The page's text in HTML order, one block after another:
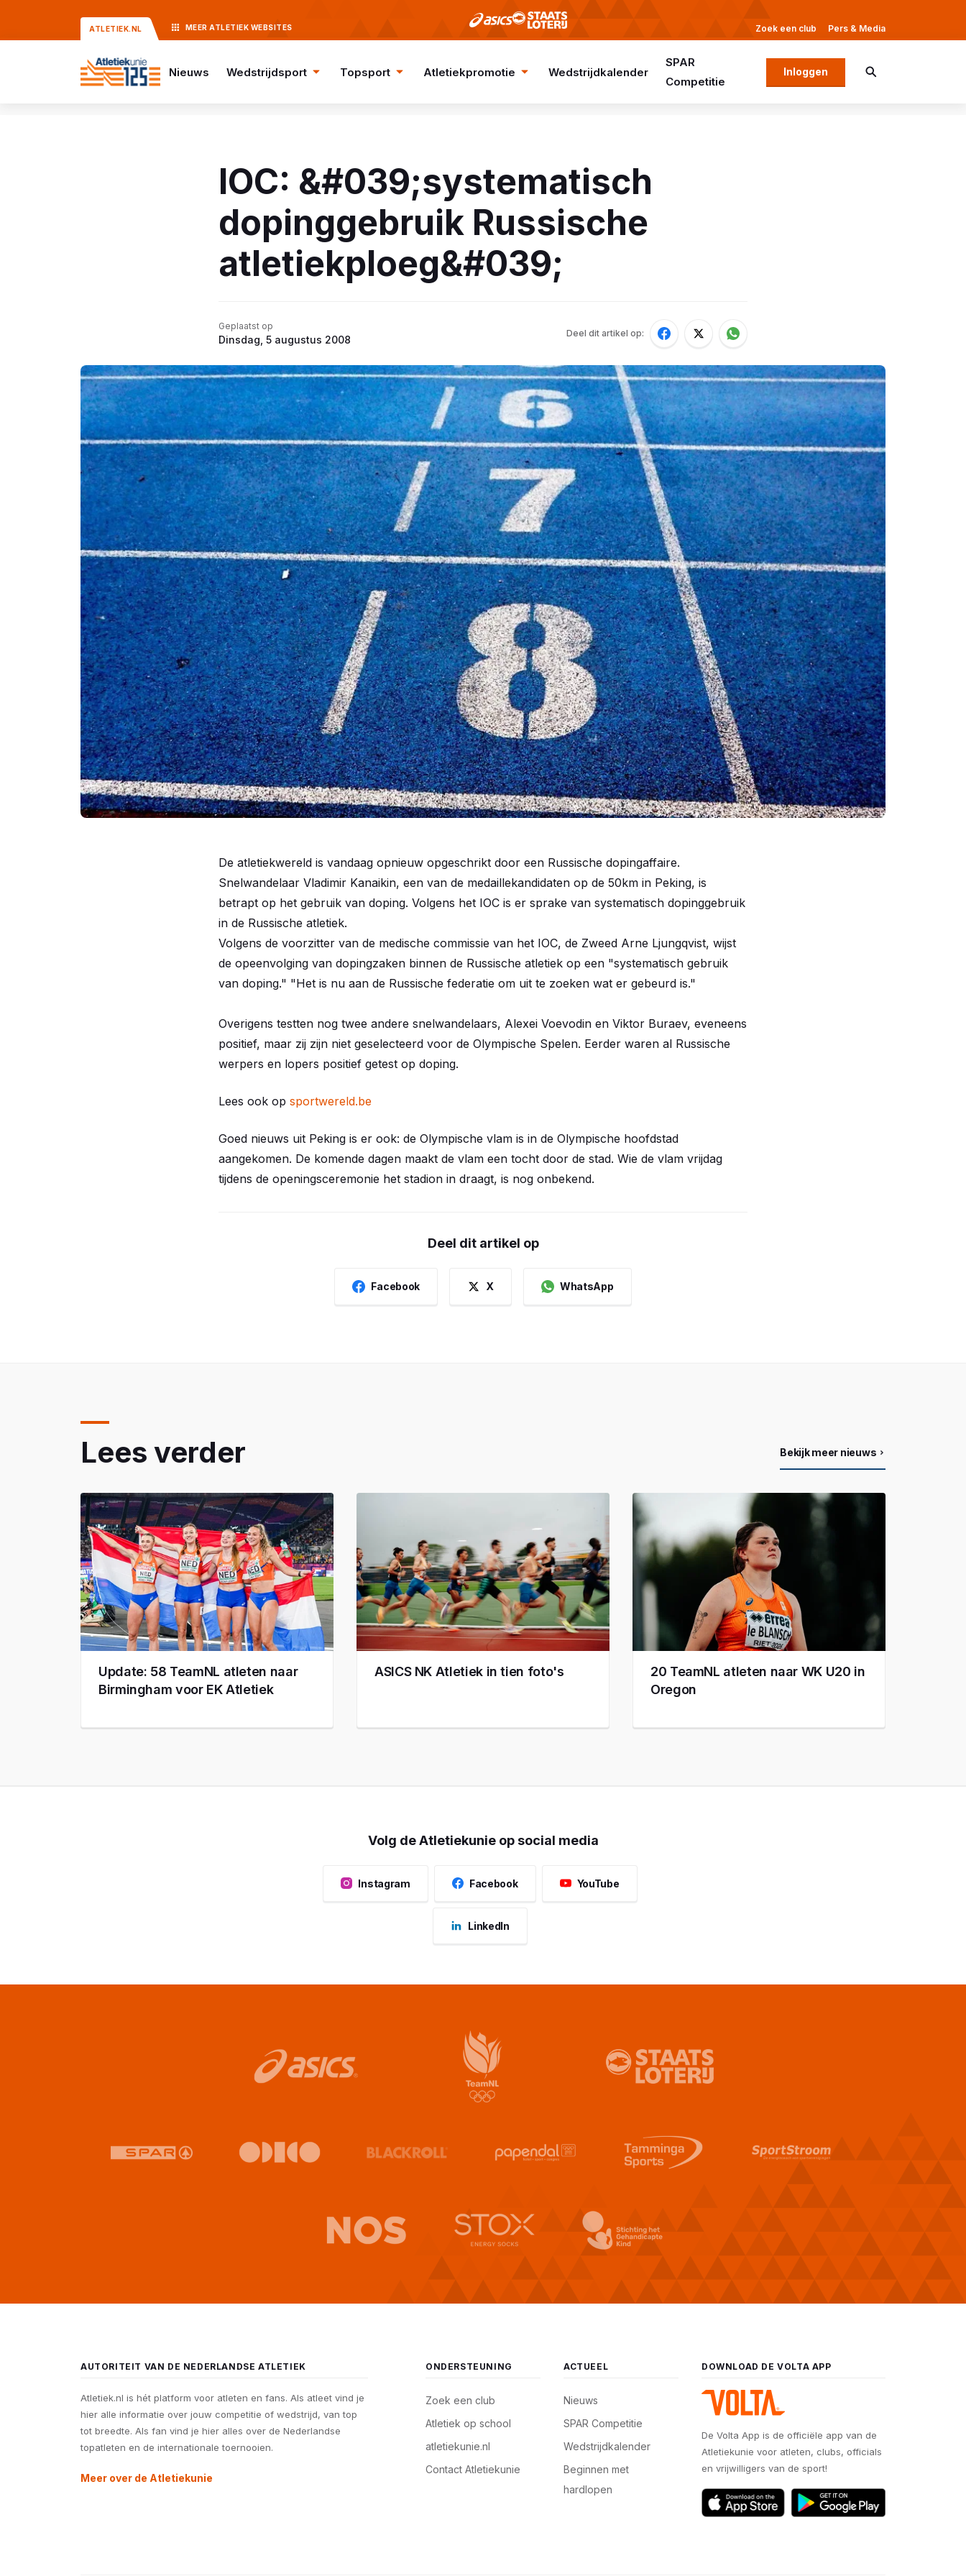
ATLETIEK.NL MEER ATLETIEK WEBSITES Zoek een club Pers & Media
Nieuws Wedstrijdsport Topsport Atletiekpromotie Wedstrijdkalender
SPAR
Competitie
Inloggen
IOC: &#039;systematisch
dopinggebruik Russische
atletiekploeg&#039;
Geplaatst op
Dinsdag, 5 augustus 2008
Deel dit artikel op:
De atletiekwereld is vandaag opnieuw opgeschrikt door een Russische dopingaffaire.
Snelwandelaar Vladimir Kanaikin, een van de medaillekandidaten op de 50km in Peking, is
betrapt op het gebruik van doping. Volgens het IOC is er sprake van systematisch dopinggebruik
in de Russische atletiek.
Volgens de voorzitter van de medische commissie van het IOC, de Zweed Arne Ljungqvist, wijst
de opeenvolging van dopingzaken binnen de Russische atletiek op een "systematisch gebruik
van doping." "Het is nu aan de Russische federatie om uit te zoeken wat er gebeurd is."
Overigens testten nog twee andere snelwandelaars, Alexei Voevodin en Viktor Buraev, eveneens
positief, maar zij zijn niet geselecteerd voor de Olympische Spelen. Eerder waren al Russische
werpers en lopers positief getest op doping.
Lees ook op sportwereld.be
Goed nieuws uit Peking is er ook: de Olympische vlam is in de Olympische hoofdstad
aangekomen. De komende dagen maakt de vlam een tocht door de stad. Wie de vlam vrijdag
tijdens de openingsceremonie het stadion in draagt, is nog onbekend.
Deel dit artikel op
Facebook X WhatsApp
Lees verder Bekijk meer nieuws
Update: 58 TeamNL atleten naar
Birmingham voor EK Atletiek
ASICS NK Atletiek in tien foto's
20 TeamNL atleten naar WK U20 in
Oregon
Volg de Atletiekunie op social media
Instagram Facebook YouTube
LinkedIn
AUTORITEIT VAN DE NEDERLANDSE ATLETIEK
Atletiek.nl is hét platform voor atleten en fans. Als atleet vind je
hier alle informatie over jouw competitie of wedstrijd, van top
tot breedte. Als fan vind je hier alles over de Nederlandse
topatleten en de internationale toernooien.
Meer over de Atletiekunie
ONDERSTEUNING
Zoek een club
Atletiek op school
atletiekunie.nl
Contact Atletiekunie
ACTUEEL
Nieuws
SPAR Competitie
Wedstrijdkalender
Beginnen met
hardlopen
DOWNLOAD DE VOLTA APP
De Volta App is de officiële app van de
Atletiekunie voor atleten, clubs, officials
en vrijwilligers van de sport!